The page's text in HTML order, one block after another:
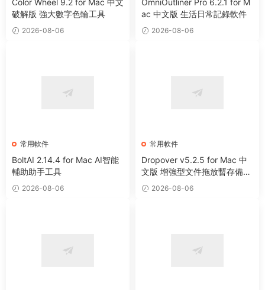
Color Wheel 9.2 for Mac 中文
破解版 強大數字色輪工具
2026-08-06
OmniOutliner Pro 6.2.1 for M
ac 中文版 生活日常記錄軟件
2026-08-06
常用軟件
BoltAI 2.14.4 for Mac AI智能
輔助助手工具
2026-08-06
常用軟件
Dropover v5.2.5 for Mac 中
文版 增強型文件拖放暫存備用
整理工具
2026-08-06